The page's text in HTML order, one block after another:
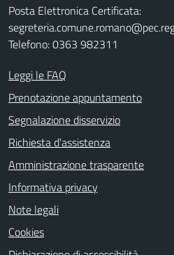
Posta Elettronica Certificata:
Telefono: 0363 982311
Leggi le FAQ
Prenotazione appuntamento
Segnalazione disservizio
Richiesta d'assistenza
Amministrazione trasparente
Informativa privacy
Note legali
Cookies